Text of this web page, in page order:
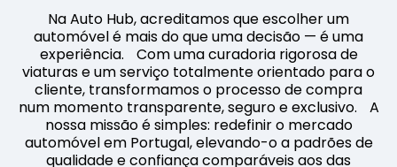
Na Auto Hub, acreditamos que escolher um
automóvel é mais do que uma decisão — é uma
experiência. Com uma curadoria rigorosa de
viaturas e um serviço totalmente orientado para o
cliente, transformamos o processo de compra
num momento transparente, seguro e exclusivo. A
nossa missão é simples: redefinir o mercado
automóvel em Portugal, elevando-o a padrões de
qualidade e confiança comparáveis aos das